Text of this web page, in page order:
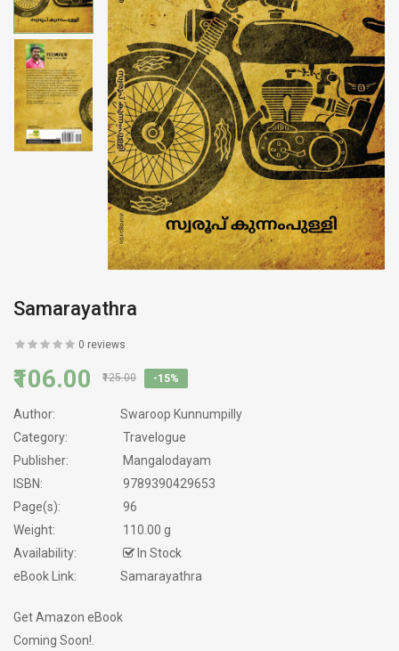
Samarayathra
0 reviews
₹106.00 ₹125.00 -15%
Author:
Swaroop Kunnumpilly
Category:
Travelogue
Publisher:
Mangalodayam
ISBN:
9789390429653
Page(s):
96
Weight:
110.00 g
Availability:
In Stock
eBook Link:
Samarayathra
Get Amazon eBook
Coming Soon!.